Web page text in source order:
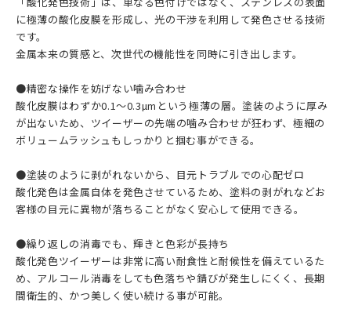
に極薄の酸化皮膜を形成し、光の干渉を利用して発色させる技術
です。
金属本来の質感と、次世代の機能性を同時に引き出します。
●精密な操作を妨げない噛み合わせ
酸化皮膜はわずか0.1〜0.3µmという極薄の層。塗装のように厚み
が出ないため、ツイーザーの先端の噛み合わせが狂わず、極細の
ボリュームラッシュもしっかりと掴む事ができる。
●塗装のように剥がれないから、目元トラブルでの心配ゼロ
酸化発色は金属自体を発色させているため、塗料の剥がれなどお
客様の目元に異物が落ちることがなく安心して使用できる。
●繰り返しの消毒でも、輝きと色彩が長持ち
酸化発色ツイーザーは非常に高い耐食性と耐候性を備えているた
め、アルコール消毒をしても色落ちや錆びが発生しにくく、長期
間衛生的、かつ美しく使い続ける事が可能。